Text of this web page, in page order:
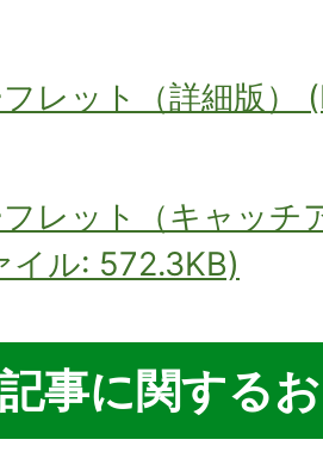
レット（詳細版）
レット（キャッチ
イル: 572.3KB)
事に関する